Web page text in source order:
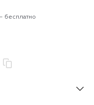
бесплатно